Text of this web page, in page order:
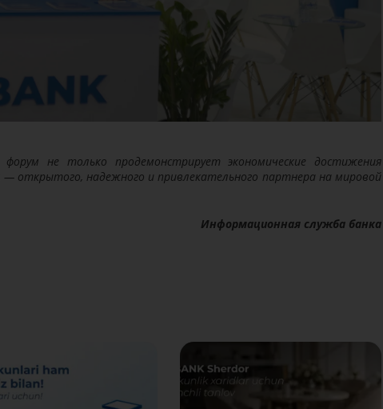
не только продемонстрирует экономические достижения
открытого, надежного и привлекательного партнера на мировой
Информационная служба банка